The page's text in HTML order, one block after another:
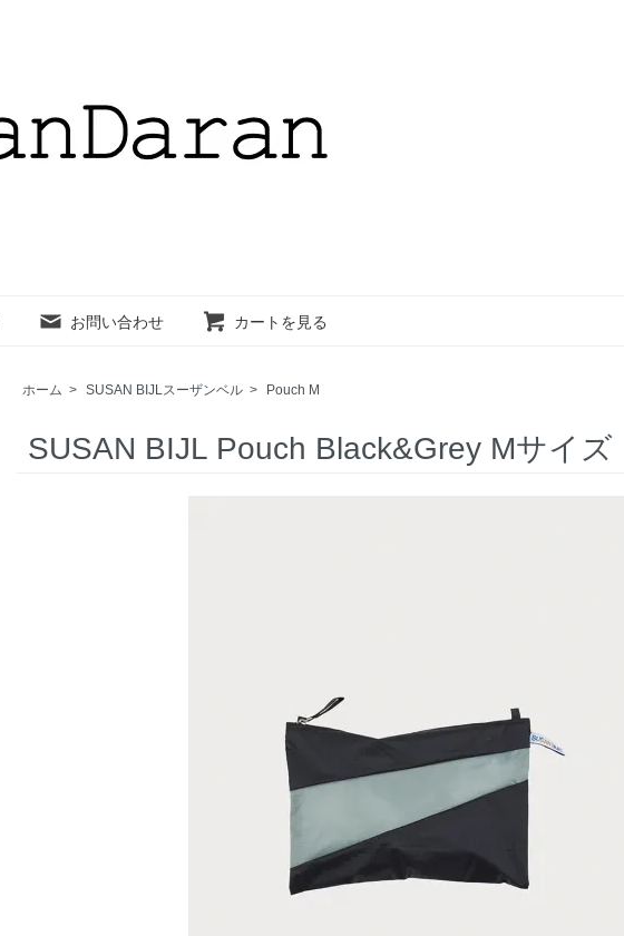
お問い合わせ カートを見る
ホーム > SUSAN BIJLスーザンベル > Pouch M
SUSAN BIJL Pouch Black&Grey Mサイズ